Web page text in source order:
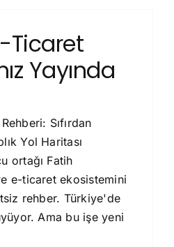
Ticaret
Yayında
Sıfırdan
Yol Haritası
ortağı Fatih
e-ticaret ekosistemini
rehber. Türkiye'de
Ama bu işe yeni